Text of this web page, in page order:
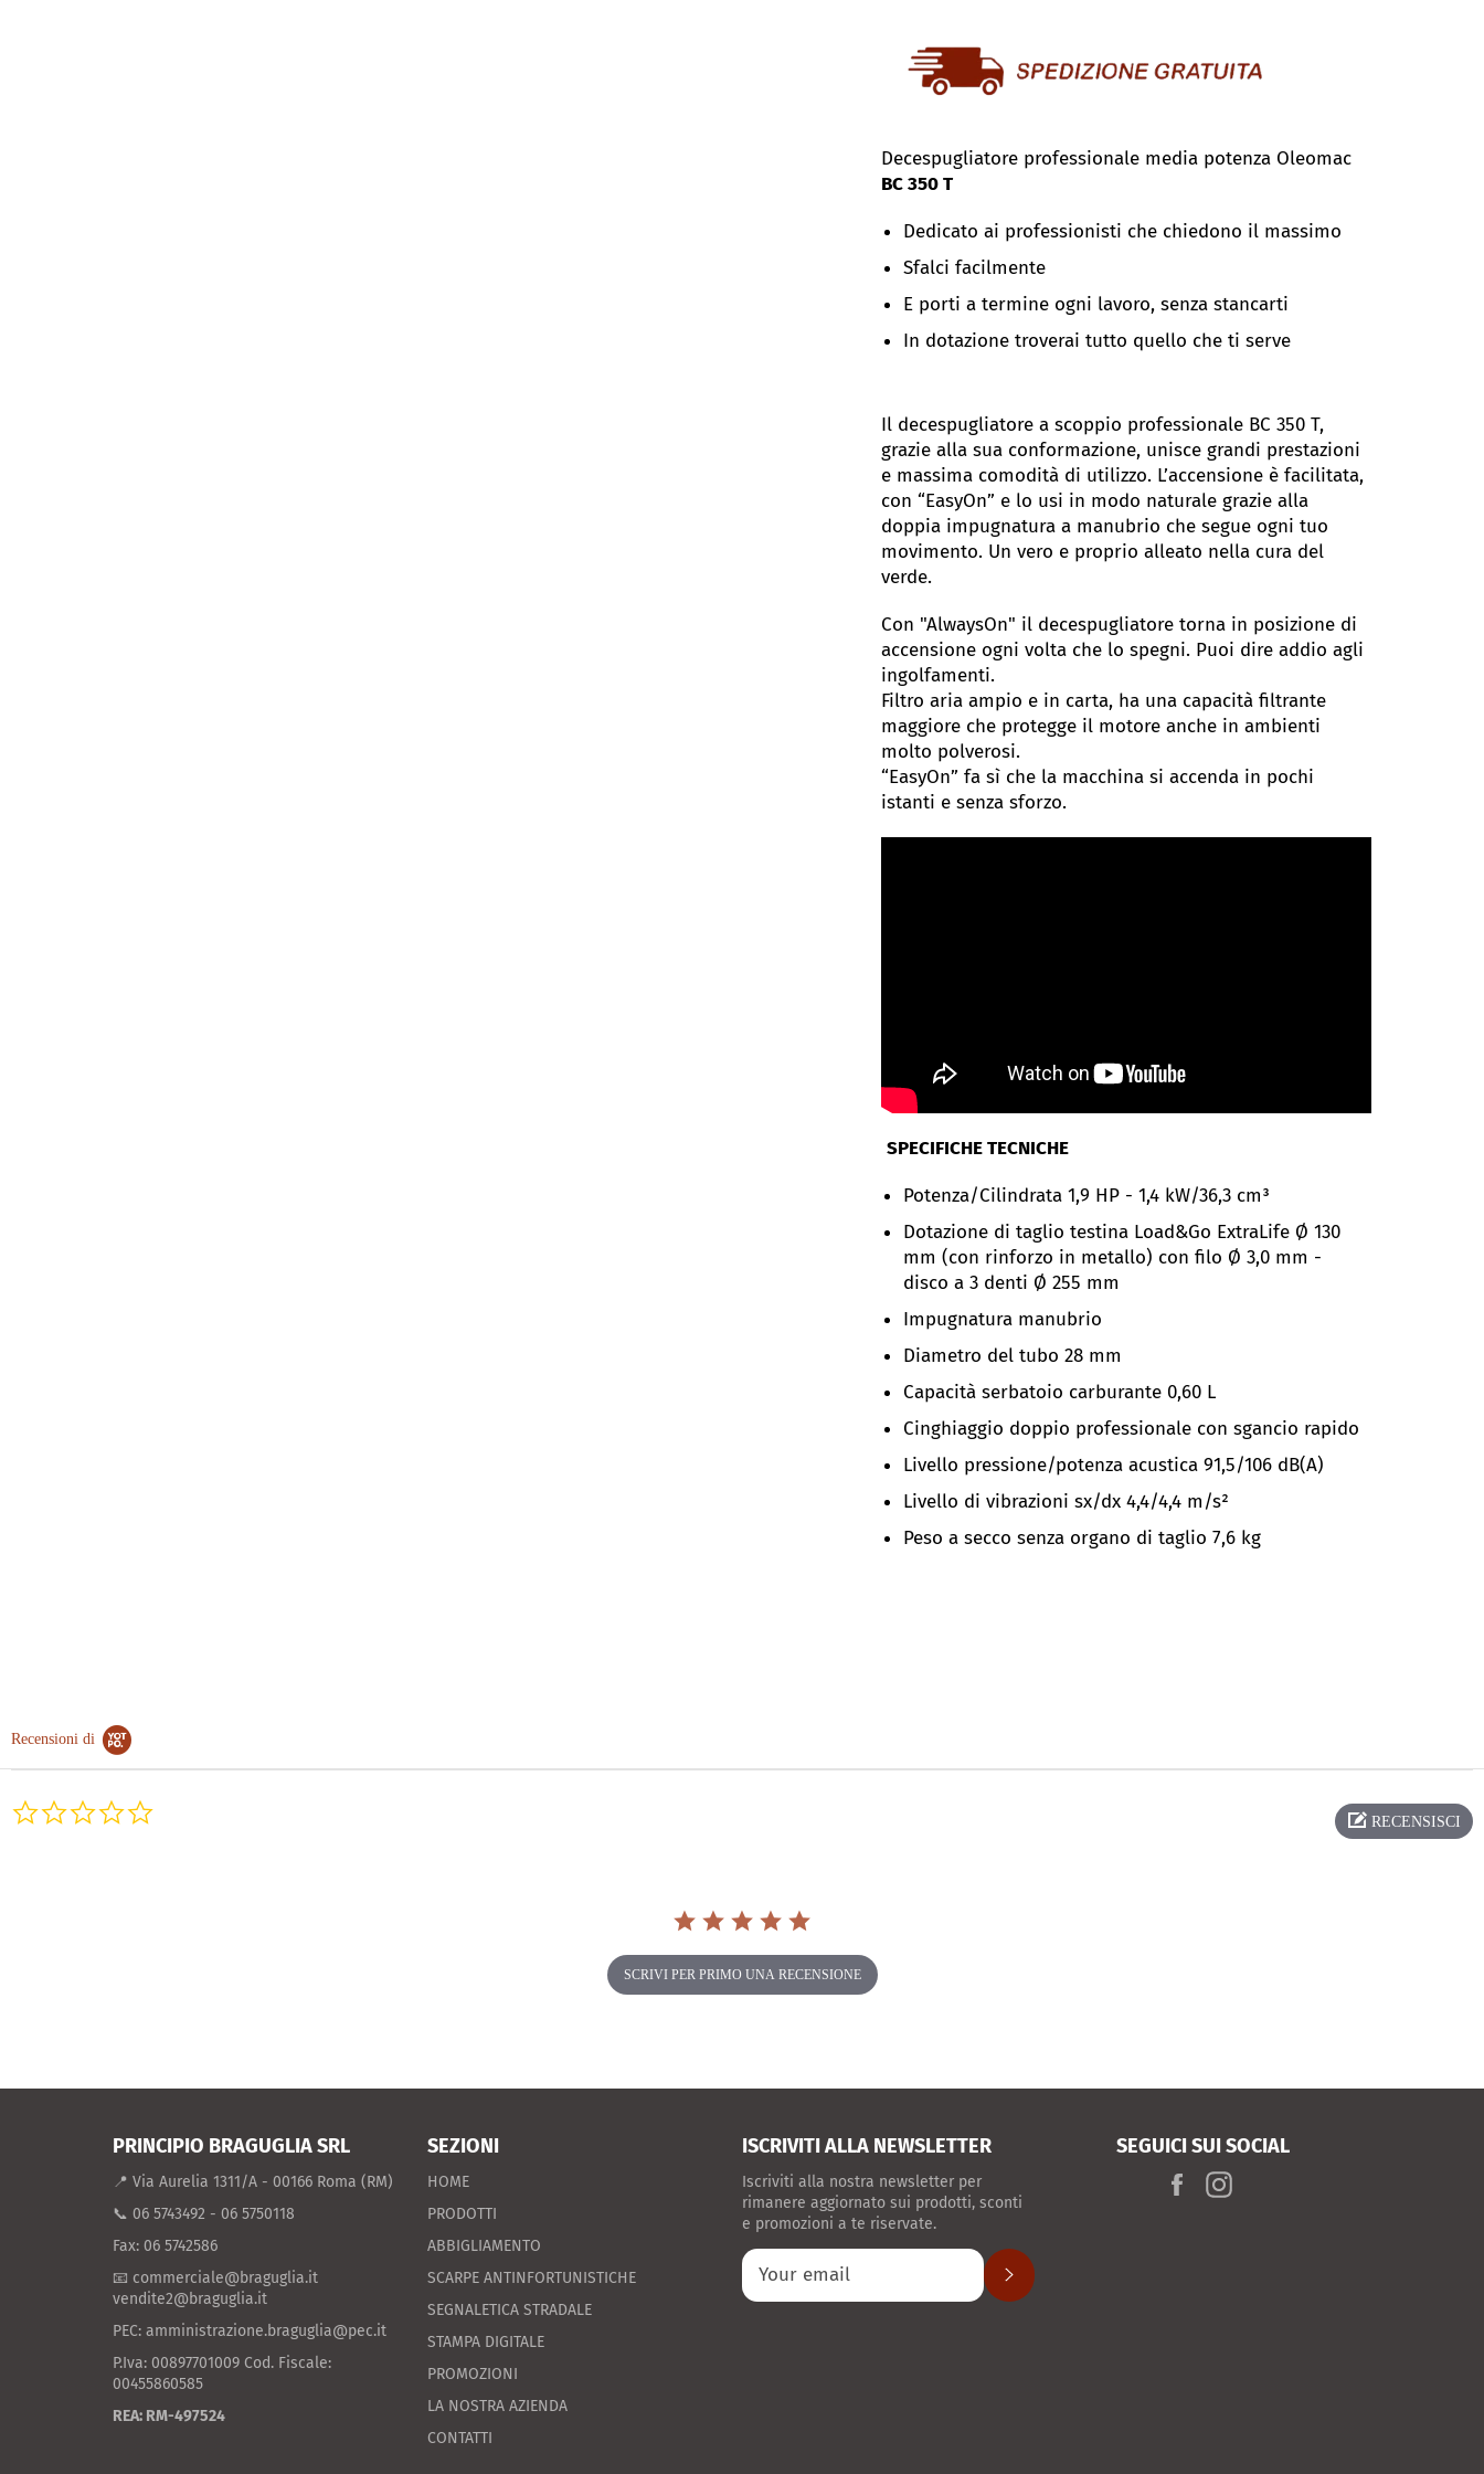
Decespugliatore professionale media potenza Oleomac
BC 350 T
Dedicato ai professionisti che chiedono il massimo
Sfalci facilmente
E porti a termine ogni lavoro, senza stancarti
In dotazione troverai tutto quello che ti serve
Il decespugliatore a scoppio professionale BC 350 T,
grazie alla sua conformazione, unisce grandi prestazioni
e massima comodità di utilizzo. L’accensione è facilitata,
con “EasyOn” e lo usi in modo naturale grazie alla
doppia impugnatura a manubrio che segue ogni tuo
movimento. Un vero e proprio alleato nella cura del
verde.
Con "AlwaysOn" il decespugliatore torna in posizione di
accensione ogni volta che lo spegni. Puoi dire addio agli
ingolfamenti.
Filtro aria ampio e in carta, ha una capacità filtrante
maggiore che protegge il motore anche in ambienti
molto polverosi.
“EasyOn” fa sì che la macchina si accenda in pochi
istanti e senza sforzo.
SPECIFICHE TECNICHE
Potenza/Cilindrata 1,9 HP - 1,4 kW/36,3 cm³
Dotazione di taglio testina Load&Go ExtraLife Ø 130
mm (con rinforzo in metallo) con filo Ø 3,0 mm -
disco a 3 denti Ø 255 mm
Impugnatura manubrio
Diametro del tubo 28 mm
Capacità serbatoio carburante 0,60 L
Cinghiaggio doppio professionale con sgancio rapido
Livello pressione/potenza acustica 91,5/106 dB(A)
Livello di vibrazioni sx/dx 4,4/4,4 m/s²
Peso a secco senza organo di taglio 7,6 kg
Recensioni di
RECENSISCI
SCRIVI PER PRIMO UNA RECENSIONE
PRINCIPIO BRAGUGLIA SRL
📍 Via Aurelia 1311/A - 00166 Roma (RM)
📞 06 5743492 - 06 5750118
Fax: 06 5742586
📧 commerciale@braguglia.it
vendite2@braguglia.it
PEC: amministrazione.braguglia@pec.it
P.Iva: 00897701009 Cod. Fiscale:
00455860585
REA: RM-497524
SEZIONI
HOME
PRODOTTI
ABBIGLIAMENTO
SCARPE ANTINFORTUNISTICHE
SEGNALETICA STRADALE
STAMPA DIGITALE
PROMOZIONI
LA NOSTRA AZIENDA
CONTATTI
ISCRIVITI ALLA NEWSLETTER
Iscriviti alla nostra newsletter per
rimanere aggiornato sui prodotti, sconti
e promozioni a te riservate.
SUBSCRIBE
SEGUICI SUI SOCIAL
Facebook